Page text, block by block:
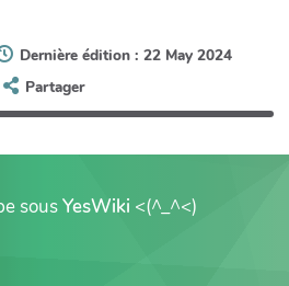
Dernière édition : 22 May 2024
Partager
sousYesWiki <(^_^<)